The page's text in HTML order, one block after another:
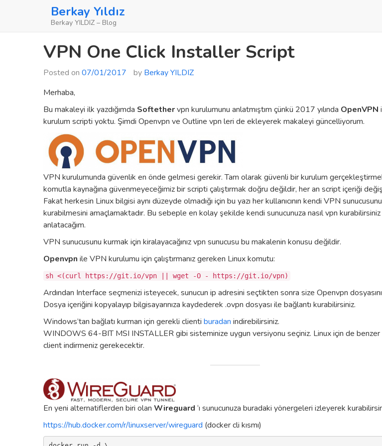
Berkay Yıldız
Berkay YILDIZ – Blog
VPN One Click Installer Script
Posted on 07/01/2017 by Berkay YILDIZ
Merhaba,
Bu makaleyi ilk yazdığımda Softethervpn kurulumunu anlatmıştım çünkü 2017 yılında OpenVPN
kurulum scripti yoktu. Şimdi Openvpn ve Outline vpn leri de ekleyerek makaleyi güncelliyorum.
VPN kurulumunda güvenlik en önde gelmesi gerekir. Tam olarak güvenli bir kurulum
komutla kaynağına güvenmeyeceğimiz bir scripti çalıştırmak doğru değildir, her an script içeriği
Fakat herkesin Linux bilgisi aynı düzeyde olmadığı için bu yazı her kullanıcının kendi VPN sunucusunu
kurabilmesini amaçlamaktadır. Bu sebeple en kolay şekilde kendi sunucunuza nasıl vpn kurabilirsiniz
anlatacağım.
VPN sunucusunu kurmak için kiralayacağınız vpn sunucusu bu makalenin konusu değildir.
Openvpn ile VPN kurulumu için çalıştırmanız gereken Linux komutu:
sh <(curl https://git.io/vpn || wget -O - https://git.io/vpn)
Ardından Interface seçmenizi isteyecek, sunucun ip adresini seçtikten sonra size Openvpn
Dosya içeriğini kopyalayıp bilgisayarınıza kaydederek .ovpn dosyası ile bağlantı kurabilirsiniz.
Windows’tan bağlatı kurman için gerekli clienti buradan indirebilirsiniz.
WINDOWS 64-BIT MSI INSTALLER gibi sisteminize uygun versiyonu seçiniz. Linux için de
client indirmeniz gerekecektir.
En yeni alternatiflerden biri olan Wireguard ‘ı sunucunuza buradaki yönergeleri izleyerek
https://hub.docker.com/r/linuxserver/wireguard (docker cli kısmı)